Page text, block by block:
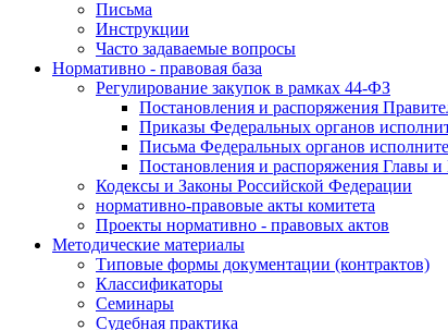
Письма
Инструкции
Часто задаваемые вопросы
Нормативно - правовая база
Регулирование закупок в рамках 44-ФЗ
Постановления и распоряжения
Приказы Федеральных органов
Письма Федеральных органов
Постановления и распоряжения Главы
Кодексы и Законы Российской Федерации
нормативно-правовые акты комитета
Проекты нормативно - правовых актов
Методические материалы
Типовые формы документации (контрактов)
Классификаторы
Семинары
Судебная практика